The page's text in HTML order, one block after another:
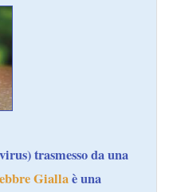
trasmesso da una
Giallaè una